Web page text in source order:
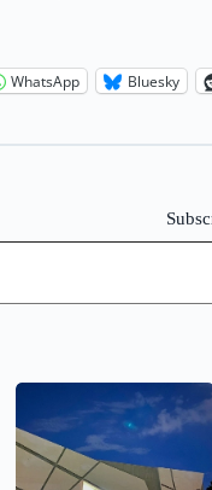
WhatsApp Bluesky